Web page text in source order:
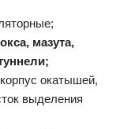
мазута,
окатышей,
выделения